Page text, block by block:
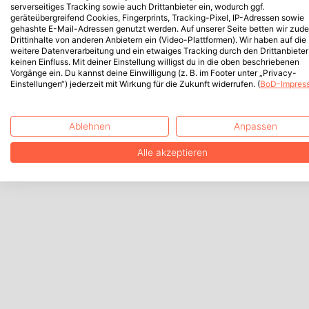
serverseitiges Tracking sowie auch Drittanbieter ein, wodurch ggf.
geräteübergreifend Cookies, Fingerprints, Tracking-Pixel, IP-Adressen sowie
gehashte E-Mail-Adressen genutzt werden. Auf unserer Seite betten wir
Drittinhalte von anderen Anbietern ein (Video-Plattformen). Wir haben auf die
weitere Datenverarbeitung und ein etwaiges Tracking durch den Drittanbieter
keinen Einfluss. Mit deiner Einstellung willigst du in die oben beschriebenen
Vorgänge ein. Du kannst deine Einwilligung (z. B. im Footer unter „Privacy-
Einstellungen“) jederzeit mit Wirkung für die Zukunft widerrufen. (BoD-
Ablehnen Anpassen
Alle akzeptieren